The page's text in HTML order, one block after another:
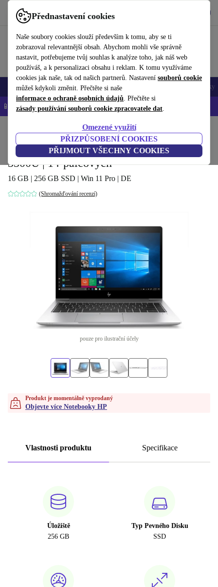
Přednastavení cookies
Naše soubory cookies slouží především k tomu, aby se ti
zobrazoval relevantnější obsah. Abychom mohli vše správně
nastavit, potřebujeme tvůj souhlas k analýze toho, jak náš web
používáš, a k personalizaci obsahu i reklam. K tomu využíváme
cookies jak naše, tak od našich partnerů. Nastavení souborů cookie
můžeš kdykoli změnit. Přečtěte si naše
informace o ochraně osobních údajů. Přečtěte si
zásady používání souborů cookie zpracovatele dat.
Omezené využití
PŘIZPŮSOBENÍ COOKIES
PŘIJMOUT VŠECHNY COOKIES
Používejte refurbed rychle a snadno
Mobily a smartphony Notebooky Tablety Doplňky
📱 -5 % NAVÍC na všechny iPhony – kód: IPHONEDEAL-
Notebooky Notebooky HP
HP EliteBook 745 G6 | Ryzen 3 PRO
3300U | 14-palcových
16 GB | 256 GB SSD | Win 11 Pro | DE
(Shromažďování recenzí)
pouze pro ilustrační účely
Produkt je momentálně vyprodaný
Objevte více Notebooky HP
Vlastnosti produktu Specifikace
Úložiště
256 GB
Typ Pevného Disku
SSD